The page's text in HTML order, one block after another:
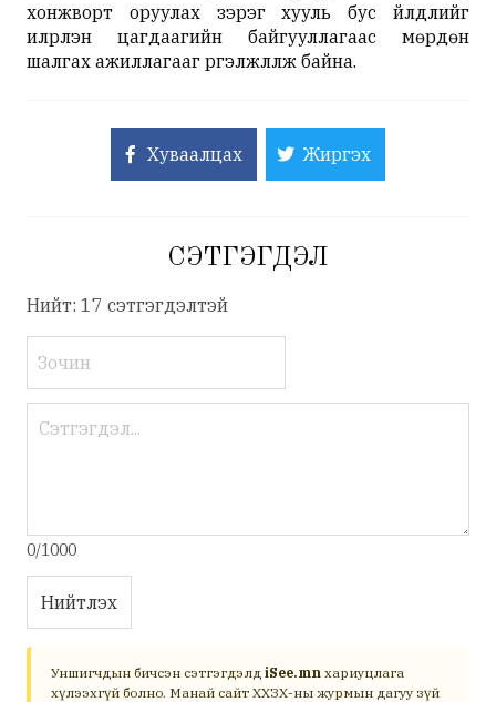
хонжворт оруулах зэрэг хууль бус үйлдлийг
илрүүлэн цагдаагийн байгууллагаас мөрдөн
шалгах ажиллагааг үргэлжлүүлж байна.
Хуваалцах Жиргэх
СЭТГЭГДЭЛ
Нийт: 17 сэтгэгдэлтэй
0/1000
Нийтлэх
Уншигчдын бичсэн сэтгэгдэлд iSee.mn хариуцлага
хүлээхгүй болно. Манай сайт ХХЗХ-ны журмын дагуу зүй